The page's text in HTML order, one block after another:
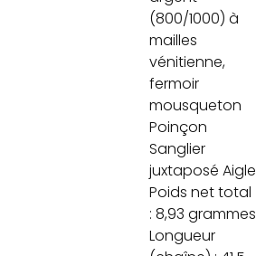
(800/1000) à
mailles
vénitienne,
fermoir
mousqueton
Poinçon
Sanglier
juxtaposé Aigle
Poids net total
: 8,93 grammes
Longueur